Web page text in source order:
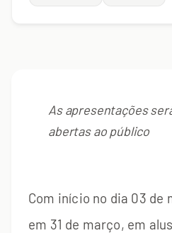
As apresentações
abertas ao público
Com início no dia 03 de
em 31 de março, em